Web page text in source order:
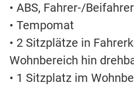
• ABS, Fahrer-/
• Tempomat
• 2 Sitzplätze in
Wohnbereich hin
• 1 Sitzplatz im